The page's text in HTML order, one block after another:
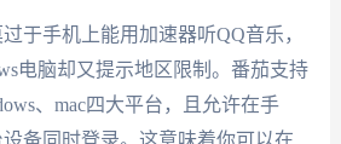
于手机上能用加速器听QQ音乐，
电脑却又提示地区限制。番茄支持
、mac四大平台，且允许在手
备同时登录。这意味着你可以在